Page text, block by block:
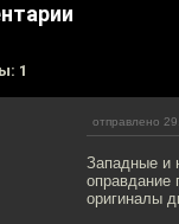
1
отправлено
Западные и
оправдание
оригиналы